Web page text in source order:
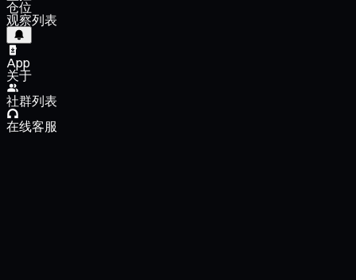
仓位
观察列表
App
关于
社群列表
在线客服